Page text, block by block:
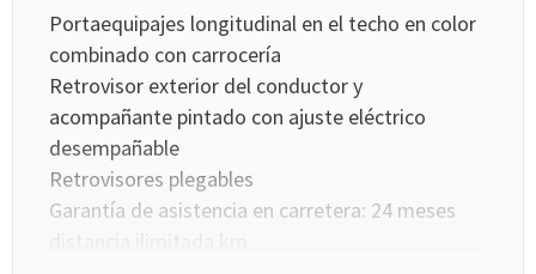
Portaequipajes longitudinal en el techo en color
combinado con carrocería
Retrovisor exterior del conductor y
acompañante pintado con ajuste eléctrico
desempañable
Retrovisores plegables
Garantía de asistencia en carretera: 24 meses
distancia ilimitada km